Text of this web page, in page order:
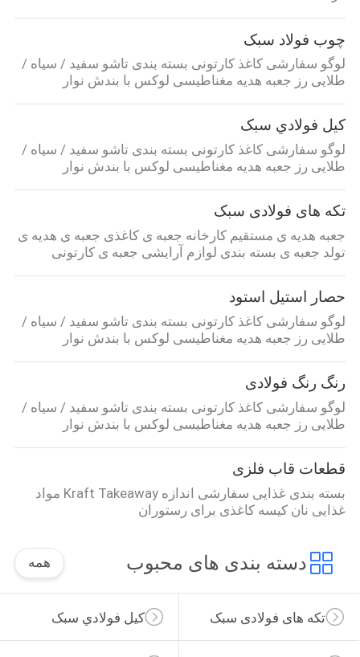
چوب فولاد سبک
لوگو سفارشی کاغذ کارتونی بسته بندی تاشو سفید / سیاه /
طلایی رز جعبه هدیه مغناطیسی لوکس با بندش نوار
کيل فولادي سبک
لوگو سفارشی کاغذ کارتونی بسته بندی تاشو سفید / سیاه /
طلایی رز جعبه هدیه مغناطیسی لوکس با بندش نوار
تکه های فولادی سبک
جعبه هدیه ی مستقیم کارخانه جعبه ی کاغذی جعبه ی هدیه ی
تولد جعبه ی بسته بندی لوازم آرایشی جعبه ی کارتونی
حصار استیل استود
لوگو سفارشی کاغذ کارتونی بسته بندی تاشو سفید / سیاه /
طلایی رز جعبه هدیه مغناطیسی لوکس با بندش نوار
رنگ رنگ فولادی
لوگو سفارشی کاغذ کارتونی بسته بندی تاشو سفید / سیاه /
طلایی رز جعبه هدیه مغناطیسی لوکس با بندش نوار
قطعات قاب فلزی
بسته بندی غذایی سفارشی اندازه Kraft Takeaway مواد
غذایی نان کیسه کاغذی برای رستوران
دسته بندی های محبوب همه
کيل فولادي سبک تکه های فولادی سبک